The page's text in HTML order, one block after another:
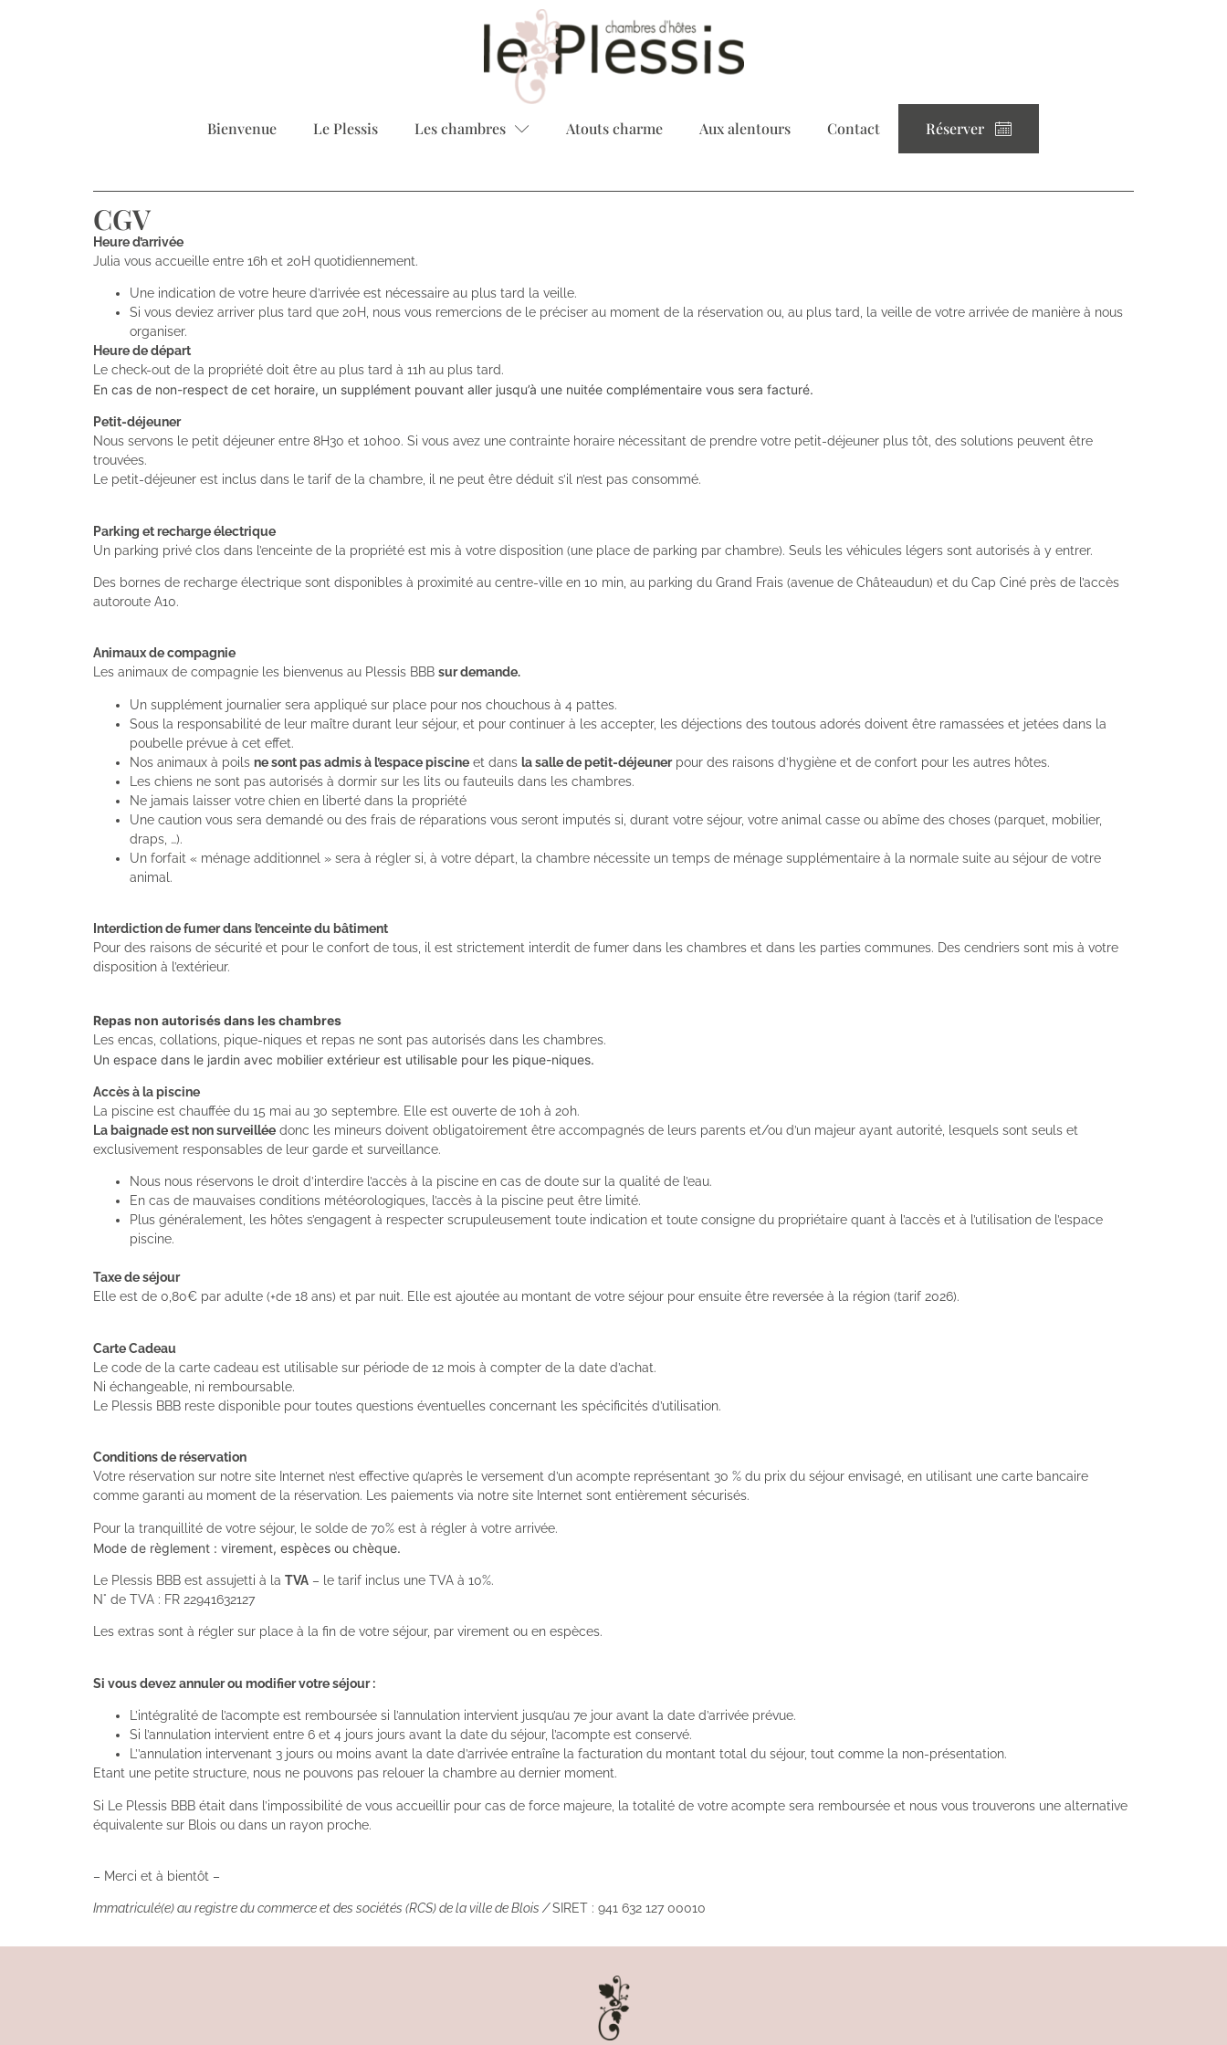
Bienvenue Le Plessis Les chambres Atouts charme Aux alentours Contact Réserver
CGV
Heure d’arrivée
Julia vous accueille entre 16h et 20H quotidiennement.
Une indication de votre heure d’arrivée est nécessaire au plus tard la veille.
Si vous deviez arriver plus tard que 20H, nous vous remercions de le préciser au moment de la réservation ou, au plus tard, la veille de votre arrivée de manière à nous
organiser.
Heure de départ
Le check-out de la propriété doit être au plus tard à 11h au plus tard.
En cas de non-respect de cet horaire, un supplément pouvant aller jusqu’à une nuitée complémentaire vous sera facturé.
Petit-déjeuner
Nous servons le petit déjeuner entre 8H30 et 10h00. Si vous avez une contrainte horaire nécessitant de prendre votre petit-déjeuner plus tôt, des solutions peuvent être
trouvées.
Le petit-déjeuner est inclus dans le tarif de la chambre, il ne peut être déduit s’il n’est pas consommé.
Parking et recharge électrique
Un parking privé clos dans l’enceinte de la propriété est mis à votre disposition (une place de parking par chambre). Seuls les véhicules légers sont autorisés à y entrer.
Des bornes de recharge électrique sont disponibles à proximité au centre-ville en 10 min, au parking du Grand Frais (avenue de Châteaudun) et du Cap Ciné près de l’accès
autoroute A10.
Animaux de compagnie
Les animaux de compagnie les bienvenus au Plessis BBB sur demande.
Un supplément journalier sera appliqué sur place pour nos chouchous à 4 pattes.
Sous la responsabilité de leur maître durant leur séjour, et pour continuer à les accepter, les déjections des toutous adorés doivent être ramassées et jetées dans la
poubelle prévue à cet effet.
Nos animaux à poils ne sont pas admis à l’espace piscine et dans la salle de petit-déjeunerpour des raisons d’hygiène et de confort pour les autres hôtes.
Les chiens ne sont pas autorisés à dormir sur les lits ou fauteuils dans les chambres.
Ne jamais laisser votre chien en liberté dans la propriété
Une caution vous sera demandé ou des frais de réparations vous seront imputés si, durant votre séjour, votre animal casse ou abîme des choses (parquet, mobilier,
draps, …).
Un forfait « ménage additionnel » sera à régler si, à votre départ, la chambre nécessite un temps de ménage supplémentaire à la normale suite au séjour de votre
animal.
Interdiction de fumer dans l’enceinte du bâtiment
Pour des raisons de sécurité et pour le confort de tous, il est strictement interdit de fumer dans les chambres et dans les parties communes. Des cendriers sont mis à votre
disposition à l’extérieur.
Repas non autorisés dans les chambres
Les encas, collations, pique-niques et repas ne sont pas autorisés dans les chambres.
Un espace dans le jardin avec mobilier extérieur est utilisable pour les pique-niques.
Accès à la piscine
La piscine est chauffée du 15 mai au 30 septembre. Elle est ouverte de 10h à 20h.
La baignade est non surveillée donc les mineurs doivent obligatoirement être accompagnés de leurs parents et/ou d’un majeur ayant autorité, lesquels sont seuls et
exclusivement responsables de leur garde et surveillance.
Nous nous réservons le droit d’interdire l’accès à la piscine en cas de doute sur la qualité de l’eau.
En cas de mauvaises conditions météorologiques, l’accès à la piscine peut être limité.
Plus généralement, les hôtes s’engagent à respecter scrupuleusement toute indication et toute consigne du propriétaire quant à l’accès et à l’utilisation de l’espace
piscine.
Taxe de séjour
Elle est de 0,80€ par adulte (+de 18 ans) et par nuit. Elle est ajoutée au montant de votre séjour pour ensuite être reversée à la région (tarif 2026).
Carte Cadeau
Le code de la carte cadeau est utilisable sur période de 12 mois à compter de la date d’achat.
Ni échangeable, ni remboursable.
Le Plessis BBB reste disponible pour toutes questions éventuelles concernant les spécificités d’utilisation.
Conditions de réservation
Votre réservation sur notre site Internet n’est effective qu’après le versement d’un acompte représentant 30 % du prix du séjour envisagé, en utilisant une carte bancaire
comme garanti au moment de la réservation. Les paiements via notre site Internet sont entièrement sécurisés.
Pour la tranquillité de votre séjour, le solde de 70% est à régler à votre arrivée.
Mode de règlement : virement, espèces ou chèque.
Le Plessis BBB est assujetti à la TVA – le tarif inclus une TVA à 10%.
N° de TVA : FR 22941632127
Les extras sont à régler sur place à la fin de votre séjour, par virement ou en espèces.
Si vous devez annuler ou modifier votre séjour :
L’intégralité de l’acompte est remboursée si l’annulation intervient jusqu’au 7e jour avant la date d’arrivée prévue.
Si l’annulation intervient entre 6 et 4 jours jours avant la date du séjour, l’acompte est conservé.
L’’annulation intervenant 3 jours ou moins avant la date d’arrivée entraîne la facturation du montant total du séjour, tout comme la non-présentation.
Etant une petite structure, nous ne pouvons pas relouer la chambre au dernier moment.
Si Le Plessis BBB était dans l’impossibilité de vous accueillir pour cas de force majeure, la totalité de votre acompte sera remboursée et nous vous trouverons une alternative
équivalente sur Blois ou dans un rayon proche.
– Merci et à bientôt –
Immatriculé(e) au registre du commerce et des sociétés (RCS) de la ville de Blois /SIRET : 941 632 127 00010